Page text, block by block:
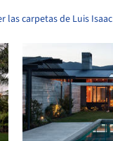
las carpetas de Luis